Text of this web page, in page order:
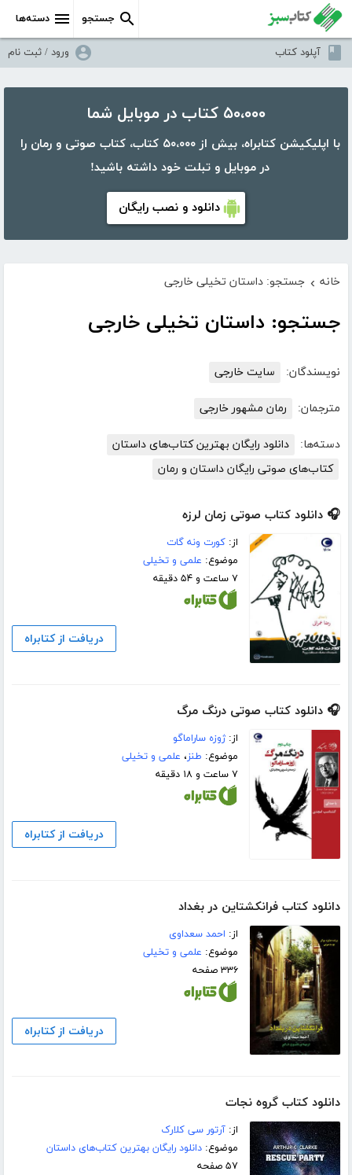
دسته‌ها جستجو
آپلود کتاب ورود / ثبت نام
۵۰،۰۰۰ کتاب در موبایل شما
با اپلیکیشن کتابراه، بیش از ۵۰،۰۰۰ کتاب، کتاب صوتی و رمان را
در موبایل و تبلت خود داشته باشید!
دانلود و نصب رایگان
خانه › جستجو: داستان تخیلی خارجی
جستجو: داستان تخیلی خارجی
نویسندگان: سایت خارجی
مترجمان: رمان مشهور خارجی
دسته‌ها:
دانلود رایگان بهترین کتاب‌های داستان
کتاب‌های صوتی رایگان داستان و رمان
🎧 دانلود کتاب صوتی زمان لرزه
از:کورت ونه گات
موضوع: علمی و تخیلی
۷ ساعت و ۵۴ دقیقه
دریافت از کتابراه
🎧 دانلود کتاب صوتی درنگ مرگ
از:ژوزه ساراماگو
موضوع: طنز، علمی و تخیلی
۷ ساعت و ۱۸ دقیقه
دریافت از کتابراه
دانلود کتاب فرانکشتاین در بغداد
از: احمد سعداوی
موضوع: علمی و تخیلی
۳۳۶ صفحه
دریافت از کتابراه
دانلود کتاب گروه نجات
از:آرتور سی کلارک
موضوع:دانلود رایگان بهترین کتاب‌های داستان
۵۷ صفحه